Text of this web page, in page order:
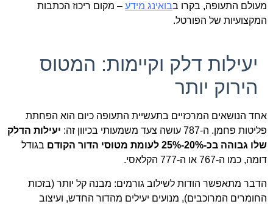
מעולם התעופה, בקרו בבואינג מידע – מקום ריכוז הכתבות
המקצועיות של הפורטל.
יעילות דלק וקיימות: המטוס
הירוק יותר
אחד הנושאים המרכזיים בתעשיית התעופה כיום הוא הפחתת
פליטות פחמן. ה-787 עושה צעד משמעותי בכיוון זה:
יעילות הדלק
שלו גבוהה בכ-20%-25% לעומת מטוסי הדור הקודם
בגודל
דומה, כמו ה-767 או ה-777 הקלאסי.
הדבר מתאפשר הודות לשילוב גורמים: מבנה קל יותר (בזכות
החומרים המרוכבים), מנועים יעילים מהדור החדש, ועיצוב